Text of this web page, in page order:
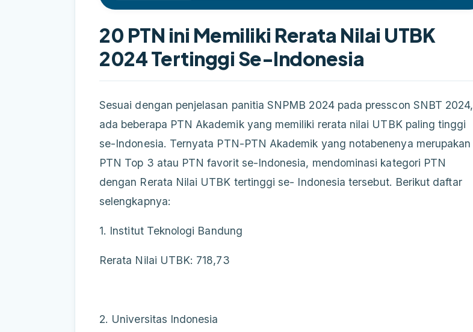
20 PTN ini Memiliki Rerata Nilai UTBK
2024 Tertinggi Se-Indonesia
Sesuai dengan penjelasan panitia SNPMB 2024 pada presscon SNBT 2024,
ada beberapa PTN Akademik yang memiliki rerata nilai UTBK paling tinggi
se-Indonesia. Ternyata PTN-PTN Akademik yang notabenenya merupakan
PTN Top 3 atau PTN favorit se-Indonesia, mendominasi kategori PTN
dengan Rerata Nilai UTBK tertinggi se- Indonesia tersebut. Berikut daftar
selengkapnya:
1. Institut Teknologi Bandung
Rerata Nilai UTBK: 718,73
2. Universitas Indonesia